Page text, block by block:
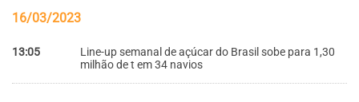
16/03/2023
13:05
Line-up semanal de açúcar do Brasil sobe para 1,30
milhão de t em 34 navios